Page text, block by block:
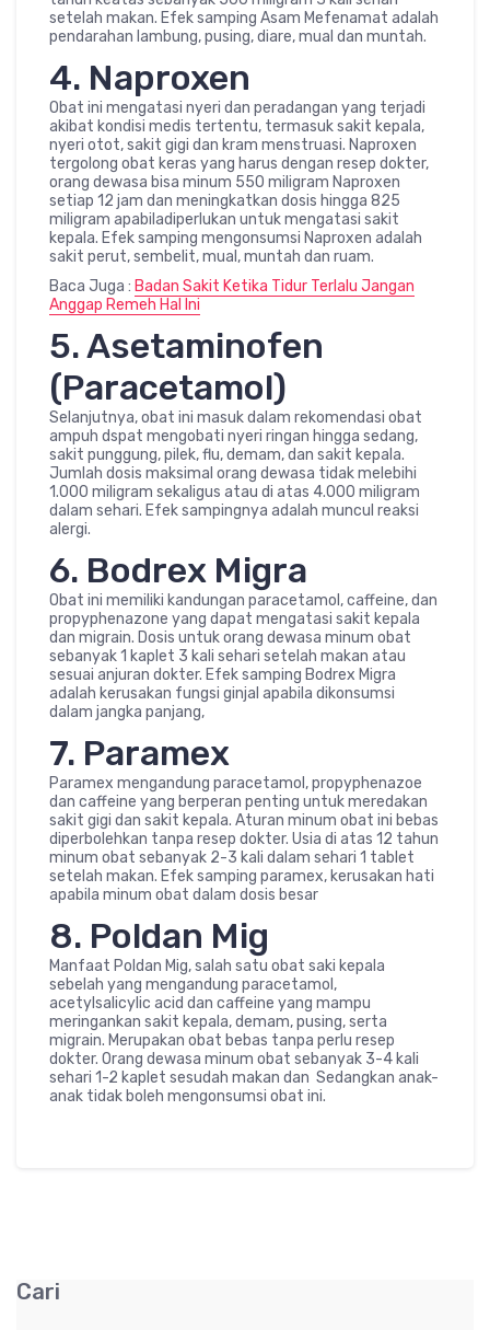
setelah makan. Efek samping Asam Mefenamat adalah
pendarahan lambung, pusing, diare, mual dan muntah.
4. Naproxen
Obat ini mengatasi nyeri dan peradangan yang terjadi
akibat kondisi medis tertentu, termasuk sakit kepala,
nyeri otot, sakit gigi dan kram menstruasi. Naproxen
tergolong obat keras yang harus dengan resep dokter,
orang dewasa bisa minum 550 miligram Naproxen
setiap 12 jam dan meningkatkan dosis hingga 825
miligram apabiladiperlukan untuk mengatasi sakit
kepala. Efek samping mengonsumsi Naproxen adalah
sakit perut, sembelit, mual, muntah dan ruam.
Baca Juga : Badan Sakit Ketika Tidur Terlalu Jangan
Anggap Remeh Hal Ini
5. Asetaminofen
(Paracetamol)
Selanjutnya, obat ini masuk dalam rekomendasi obat
ampuh dspat mengobati nyeri ringan hingga sedang,
sakit punggung, pilek, flu, demam, dan sakit kepala.
Jumlah dosis maksimal orang dewasa tidak melebihi
1.000 miligram sekaligus atau di atas 4.000 miligram
dalam sehari. Efek sampingnya adalah muncul reaksi
alergi.
6. Bodrex Migra
Obat ini memiliki kandungan paracetamol, caffeine, dan
propyphenazone yang dapat mengatasi sakit kepala
dan migrain. Dosis untuk orang dewasa minum obat
sebanyak 1 kaplet 3 kali sehari setelah makan atau
sesuai anjuran dokter. Efek samping Bodrex Migra
adalah kerusakan fungsi ginjal apabila dikonsumsi
dalam jangka panjang,
7. Paramex
Paramex mengandung paracetamol, propyphenazoe
dan caffeine yang berperan penting untuk meredakan
sakit gigi dan sakit kepala. Aturan minum obat ini bebas
diperbolehkan tanpa resep dokter. Usia di atas 12 tahun
minum obat sebanyak 2-3 kali dalam sehari 1 tablet
setelah makan. Efek samping paramex, kerusakan hati
apabila minum obat dalam dosis besar
8. Poldan Mig
Manfaat Poldan Mig, salah satu obat saki kepala
sebelah yang mengandung paracetamol,
acetylsalicylic acid dan caffeine yang mampu
meringankan sakit kepala, demam, pusing, serta
migrain. Merupakan obat bebas tanpa perlu resep
dokter. Orang dewasa minum obat sebanyak 3-4 kali
sehari 1-2 kaplet sesudah makan dan Sedangkan anak-
anak tidak boleh mengonsumsi obat ini.
Cari